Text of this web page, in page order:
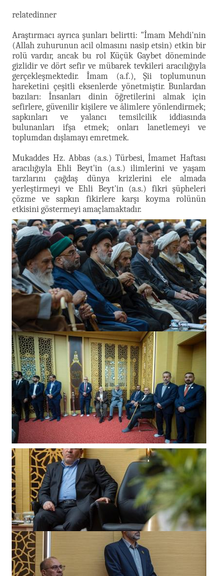
relatedinner
Araştırmacı ayrıca şunları belirtti: "İmam Mehdi'nin
(Allah zuhurunun acil olmasını nasip etsin) etkin bir
rolü vardır, ancak bu rol Küçük Gaybet döneminde
gizlidir ve dört sefir ve mübarek tevkileri aracılığıyla
gerçekleşmektedir. İmam (a.f.), Şii toplumunun
hareketini çeşitli eksenlerde yönetmiştir. Bunlardan
bazıları: İnsanları dinin öğretilerini almak için
sefirlere, güvenilir kişilere ve âlimlere yönlendirmek;
sapkınları ve yalancı temsilcilik iddiasında
bulunanları ifşa etmek; onları lanetlemeyi ve
toplumdan dışlamayı emretmek.
Mukaddes Hz. Abbas (a.s.) Türbesi, İmamet Haftası
aracılığıyla Ehli Beyt'in (a.s.) ilimlerini ve yaşam
tarzlarını çağdaş dünya krizlerini ele almada
yerleştirmeyi ve Ehli Beyt'in (a.s.) fikri şüpheleri
çözme ve sapkın fikirlere karşı koyma rolünün
etkisini göstermeyi amaçlamaktadır.